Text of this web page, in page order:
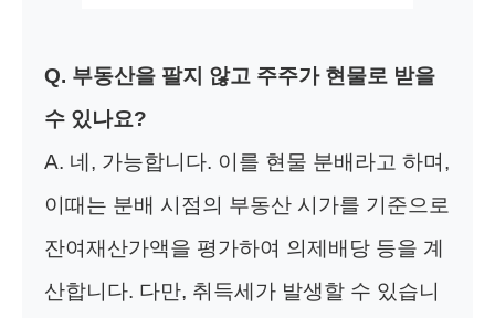
Q. 부동산을 팔지 않고 주주가 현물로 받을
수 있나요?
A. 네, 가능합니다. 이를 현물 분배라고 하며,
이때는 분배 시점의 부동산 시가를 기준으로
잔여재산가액을 평가하여 의제배당 등을 계
산합니다. 다만, 취득세가 발생할 수 있습니